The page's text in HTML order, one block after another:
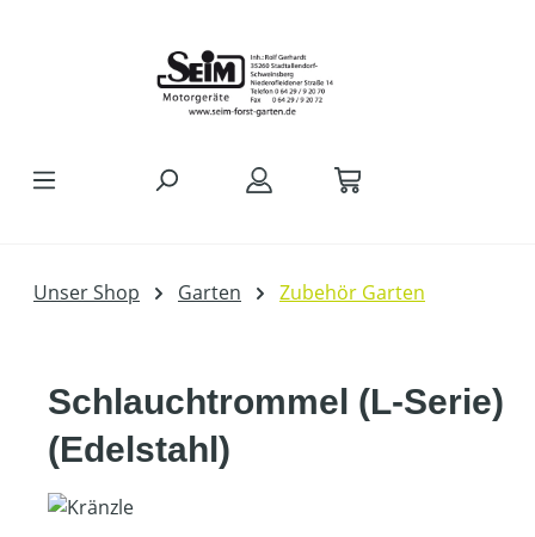
Unser Shop Garten Zubehör Garten
Schlauchtrommel (L-Serie)
(Edelstahl)